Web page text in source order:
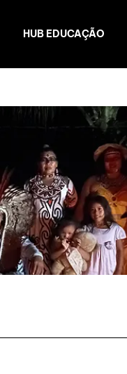
HUB EDUCAÇÃO